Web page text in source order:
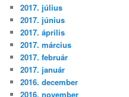
2017. július
2017. június
2017. április
2017. március
2017. február
2017. január
2016. december
2016. november